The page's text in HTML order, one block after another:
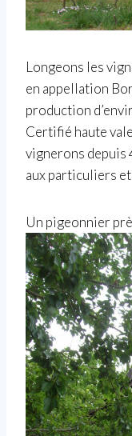
Longeons les
en appellation
production
Certifié haute
vignerons depuis
aux particuliers
Un pigeonnier